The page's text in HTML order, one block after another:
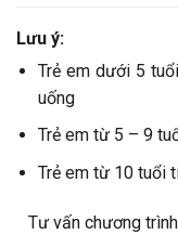
Lưu ý:
Trẻ em dưới 5
uống
Trẻ em từ 5 – 9
Trẻ em từ 10 tuổi
Tư vấn chương